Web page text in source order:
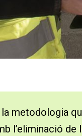
la metodologia
l’eliminació